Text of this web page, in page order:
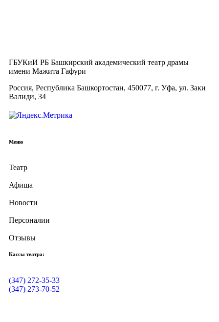
ГБУКиИ РБ Башкирский академический театр драмы
имени Мажита Гафури
Россия, Республика Башкортостан, 450077, г. Уфа, ул. Заки
Валиди, 34
Меню
Театр
Афиша
Новости
Персоналии
Отзывы
Кассы театра:
(347) 272-35-33
(347) 273-70-52